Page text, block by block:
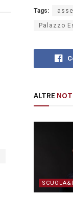
Tags:
Palazzo
ALTRE